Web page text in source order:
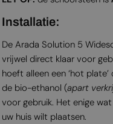
Installatie:
De Arada Solution 5
vrijwel direct klaar voor
hoeft alleen een ‘hot
de bio-ethanol (apart
voor gebruik. Het enige
uw huis wilt plaatsen.